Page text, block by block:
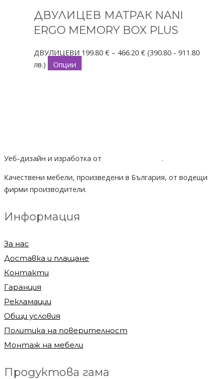
the
product
ДВУЛИЦЕВ МАТРАК NANI
ERGO MEMORY BOX PLUS
ДВУЛИЦЕВИ 199.80 € – 466.20 €
466.20 €
(390.80 - 911.80
лв.)
Опции
variants.
The
may
Уеб-дизайн и изработка от
.
Качествени мебели, произведени в България, от водещи
фирми производители.
Информация
За нас
Доставка и плащане
Контакти
Гаранция
Рекламации
Общи условия
Политика на поверителност
Монтаж на мебели
Продуктова гама